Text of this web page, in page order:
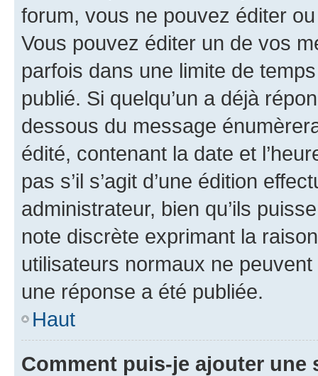
forum, vous ne pouvez éditer
Vous pouvez éditer un de vos
parfois dans une limite de
publié. Si quelqu’un a déjà
dessous du message
édité, contenant la date et
pas s’il s’agit d’une édition
administrateur, bien qu’ils
note discrète exprimant la
utilisateurs normaux ne
une réponse a été publiée.
Haut
Comment puis-je ajouter une